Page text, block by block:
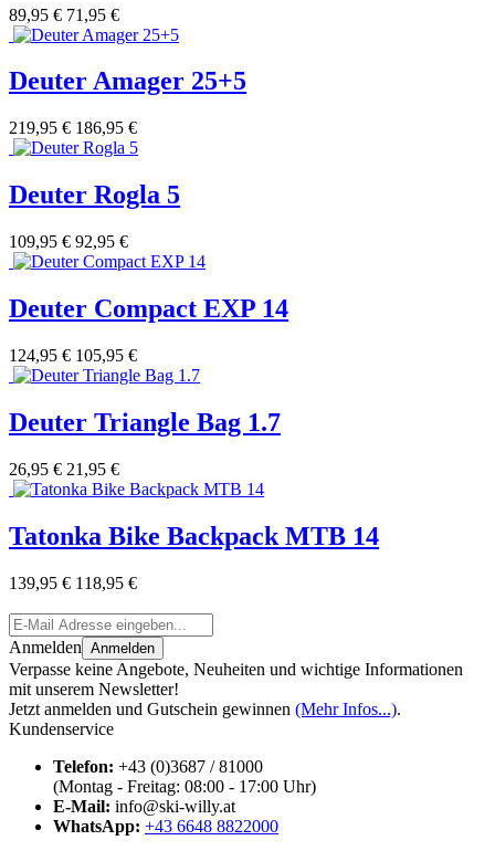
89,95 € 71,95 €
Deuter Amager 25+5
219,95 € 186,95 €
Deuter Rogla 5
109,95 € 92,95 €
Deuter Compact EXP 14
124,95 € 105,95 €
Deuter Triangle Bag 1.7
26,95 € 21,95 €
Tatonka Bike Backpack MTB 14
139,95 € 118,95 €
Anmelden Anmelden
Verpasse keine Angebote, Neuheiten und wichtige Informationen
mit unserem Newsletter!
Jetzt anmelden und Gutschein gewinnen (Mehr Infos...).
Kundenservice
Telefon: +43 (0)3687 / 81000
(Montag - Freitag: 08:00 - 17:00 Uhr)
E-Mail: info@ski-willy.at
WhatsApp: +43 6648 8822000